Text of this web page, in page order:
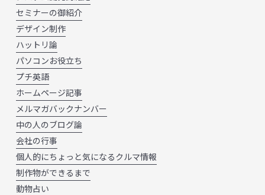
セミナーの御紹介
デザイン制作
ハットリ論
パソコンお役立ち
プチ英語
ホームページ記事
メルマガバックナンバー
中の人のブログ論
会社の行事
個人的にちょっと気になるクルマ情報
制作物ができるまで
動物占い